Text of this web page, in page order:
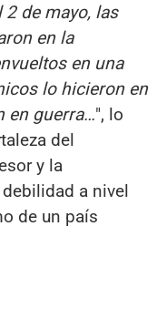
2 de mayo, las
en la
en una
lo hicieron en
en guerra…", lo
del
y la
debilidad a nivel
de un país